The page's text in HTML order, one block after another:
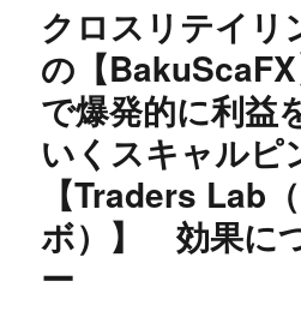
気
に
５，
０
０
０
の
被
リ
原
の
【再
販
売
可・
オ
リ
ジ
クロスリテイリ
の【
で爆発的に利益
いくスキャルピ
【Traders Lab
ボ）】 効果に
ー